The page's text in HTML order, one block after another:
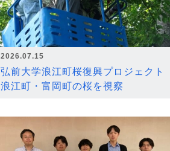
2026.07.15
弘前大学浪江町桜復興プロジェクト
浪江町・富岡町の桜を視察